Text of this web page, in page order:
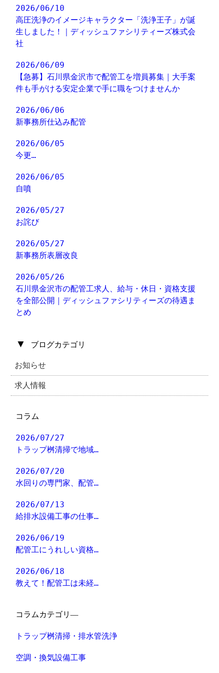
2026/06/10
高圧洗浄のイメージキャラクター「洗浄王子」が誕
生しました！｜ディッシュファシリティーズ株式会
社
2026/06/09
【急募】石川県金沢市で配管工を増員募集｜大手案
件も手がける安定企業で手に職をつけませんか
2026/06/06
新事務所仕込み配管
2026/06/05
今更…
2026/06/05
自噴
2026/05/27
お詫び
2026/05/27
新事務所表層改良
2026/05/26
石川県金沢市の配管工求人、給与・休日・資格支援
を全部公開｜ディッシュファシリティーズの待遇ま
とめ
▼ ブログカテゴリ
お知らせ
求人情報
コラム
2026/07/27
トラップ桝清掃で地域…
2026/07/20
水回りの専門家、配管…
2026/07/13
給排水設備工事の仕事…
2026/06/19
配管工にうれしい資格…
2026/06/18
教えて！配管工は未経…
コラムカテゴリ―
トラップ桝清掃・排水管洗浄
空調・換気設備工事